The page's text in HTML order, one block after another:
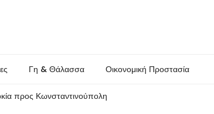
Γη & Θάλασσα Οικονομική Προστασία
προς Κωνσταντινούπολη